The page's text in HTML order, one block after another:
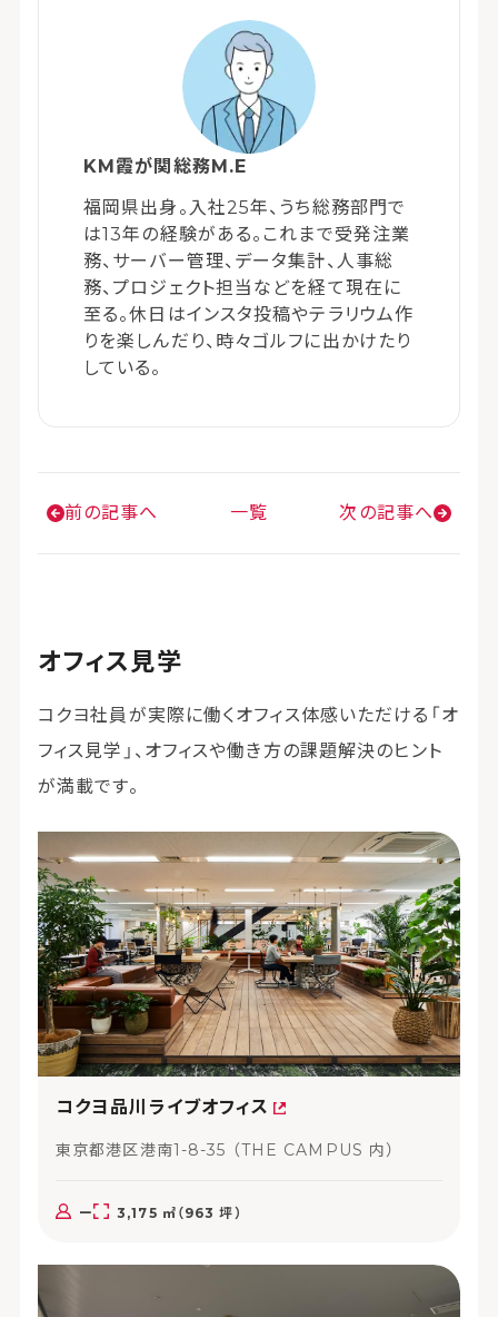
KM霞が関総務M.E
福岡県出身。入社25年、うち総務部門で
は13年の経験がある。これまで受発注業
務、サーバー管理、データ集計、人事総
務、プロジェクト担当などを経て現在に
至る。休日はインスタ投稿やテラリウム作
りを楽しんだり、時々ゴルフに出かけたり
している。
前の記事へ 一覧 次の記事へ
オフィス見学
コクヨ社員が実際に働くオフィス体感いただける「オ
フィス見学」、オフィスや働き方の課題解決のヒント
が満載です。
コクヨ品川ライブオフィス
東京都港区港南1-8-35 （THE CAMPUS 内）
ー 3,175 ㎡（963 坪）